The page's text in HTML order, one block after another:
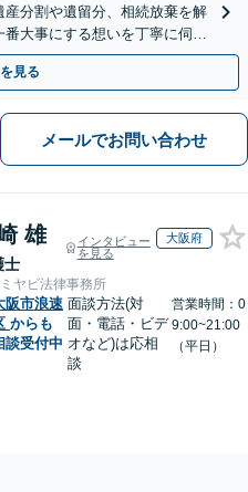
分割や遺留分、相続放棄を解
大事にする想いを丁寧に伺い
見る
メールでお問い合わせ
雄
士
インタビュー
を見る
大阪府
ヤビ法律事務所
阪市浪速
からも
談受付中
面談方法(対
面・電話・ビデ
オなど)は応相
談
営業時間：0
9:00~21:00
（平日）